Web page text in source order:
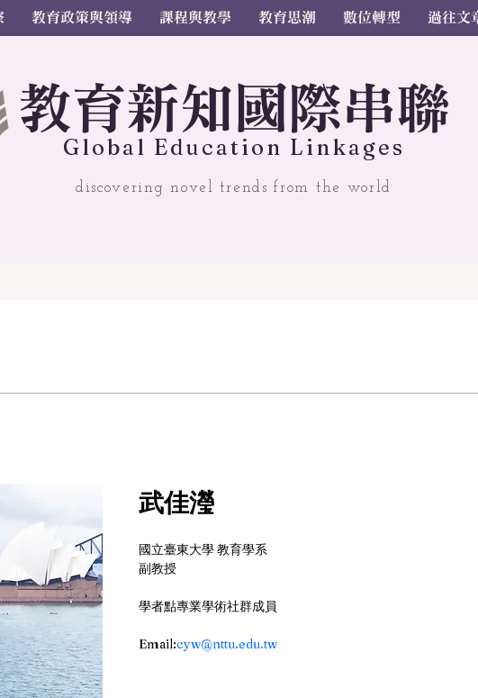
教育政策與領導 課程與教學 教育思潮 數位轉型 過往文
教育新知國 際串聯
Global Education Linkages
discovering novel trends from the world
武佳瀅
國立臺東大學 教育學系
副教授
學者點專業學術社群成員
Email:cyw@nttu.edu.tw